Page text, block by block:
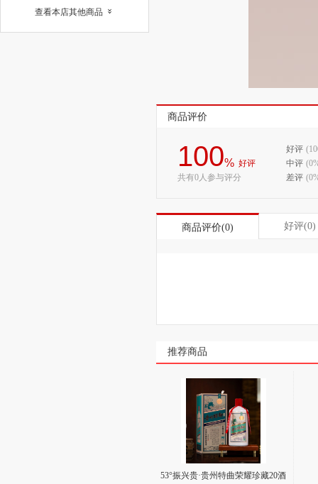
商品评价
100% 好评
共有0人参与评分
好评
中评
差评
商品评价(0) 好评(0)
推荐商品
53°振兴贵·贵州特曲荣耀珍藏20酒
查看本店其他商品 »